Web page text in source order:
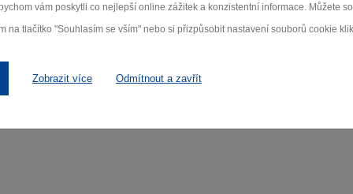
vám poskytli co nejlepší online zážitek a konzistentní informace. Můžete
na tlačítko "Souhlasím se vším" nebo si přizpůsobit nastavení souborů cookie
Zobrazit více Odmítnout a zavřít
na ochraně osobních údajů.